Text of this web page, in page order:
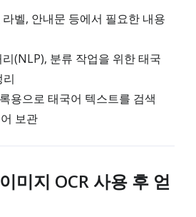
벨, 안내문 등에서 필요한 내용
(NLP), 분류 작업을 위한 태국
용으로 태국어 텍스트를 검색
보관
미지 OCR 사용 후 얻